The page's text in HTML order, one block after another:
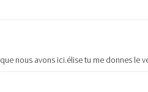
nous avons ici.élise tu me donnes le